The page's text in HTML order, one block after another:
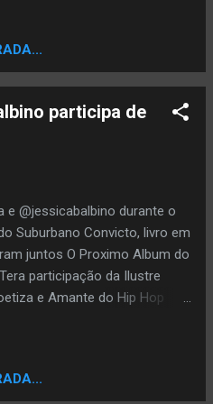
a professora chama um
Tímido, como
sua poesia com bastante
a rir da sua declamação.
por maldade, crianças apenas
participa de
e @jessicabalbino durante o
Suburbano Convicto, livro em
juntos O Proximo Album do
participação da Ilustre
e Amante do Hip Hop
Saber Mais
como vai ser esta